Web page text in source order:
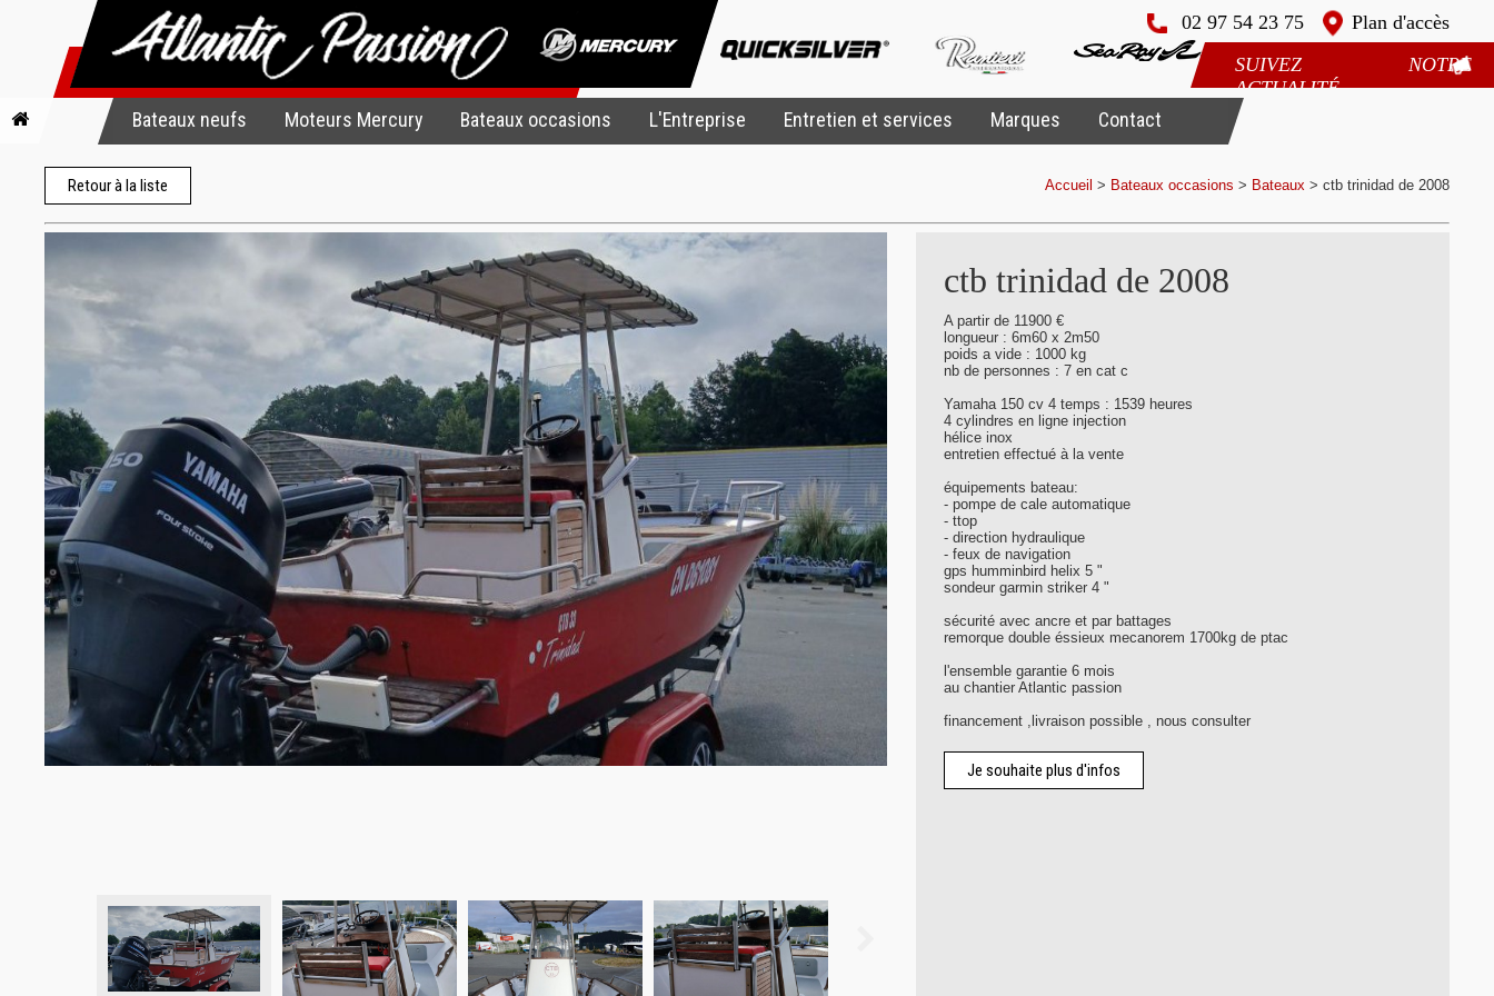
Bateaux neufs Moteurs Mercury Bateaux occasions L'Entreprise Entretien et services Marques Contact
02 97 54 23 75
Plan d'accès
SUIVEZ NOTRE
ACTUALITÉ
Retour à la liste Accueil > Bateaux occasions > Bateaux> ctb trinidad de 2008
ctb trinidad de 2008
A partir de 11900 €
longueur : 6m60 x 2m50
poids a vide : 1000 kg
nb de personnes : 7 en cat c
Yamaha 150 cv 4 temps : 1539 heures
4 cylindres en ligne injection
hélice inox
entretien effectué à la vente
équipements bateau:
- pompe de cale automatique
- ttop
- direction hydraulique
- feux de navigation
gps humminbird helix 5 "
sondeur garmin striker 4 "
sécurité avec ancre et par battages
remorque double éssieux mecanorem 1700kg de ptac
l'ensemble garantie 6 mois
au chantier Atlantic passion
financement ,livraison possible , nous consulter
Je souhaite plus d'infos